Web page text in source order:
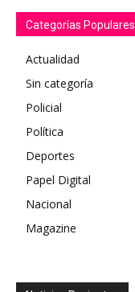
Categorías Populares
Actualidad
Sin categoría
Policial
Política
Deportes
Papel Digital
Nacional
Magazine